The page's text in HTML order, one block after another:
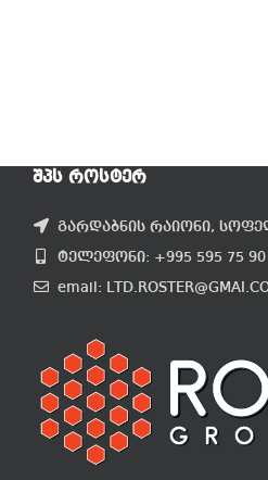
ᲨᲞᲡ ᲠᲝᲡᲢᲔᲠ
გარდაბნის რაიონი,
ტელეფონი: +995 595 75 90
email: